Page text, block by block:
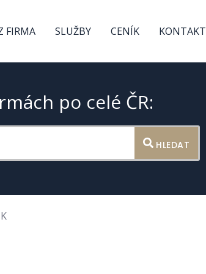
FIRMA SLUŽBY CENÍK KONTAKT
po celé ČR:
HLEDAT